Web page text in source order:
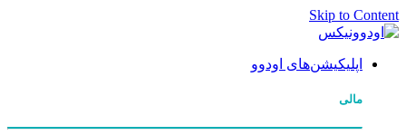
Skip to Content
اپلیکیشن‌های اودوو
مالی